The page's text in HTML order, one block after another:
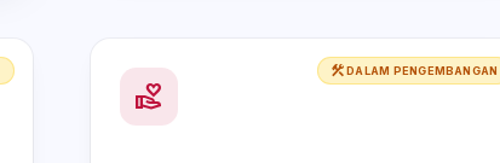
constructionDALAM PENGEMBANGAN
volunteer_activism